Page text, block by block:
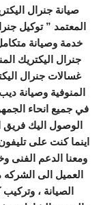
صيانة جنرال
المعتمد ” توكيل
خدمة وصيانة
جنرال اليكتريك
غسالات جنرال
المنوفية وصيانة
في جميع انحاء
الوصول اليك فريق
اينما كنت على
ومعنا الدعم الفنى
العميل الى
الصيانة ،